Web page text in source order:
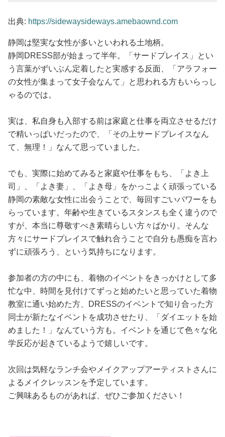
出典: https://sidewaysideways.amebaownd.com
静岡は堅実な女性が多いといわれる土地柄。
静岡DRESS部が始まって半年。「サードプレイス」とい
う言葉がずいぶん定着したと実感する反面、「アラフォー
の女性が集まって女子会なんて」と思われる方もいらっし
ゃるのでは。
実は、私自身も入部する前は家庭と仕事を両立させるだけ
で精いっぱいだったので、「その上サードプレイスなん
て、無理！」なんて思っていました。
でも、実際に始めてみると家庭や仕事をもち、「よき上
司」、「よき妻」、「よき母」をかっこよく頑張っている
静岡の素敵な女性に出会うことで、毎回すごいパワーをも
らっています。年齢や生きているスタンスも全く違うので
すが、本当に尊敬すべき素晴らしい方々ばかり。そんな
方々にサードプレイスで触れ合うことで自分も愚痴を言わ
ずに頑張ろう、という気持ちになります。
参加者の方の中にも、着物のイベントをきっかけとして多
忙な中、時間を見付けてずっと始めたいと思っていた着物
教室に通い始めた方、DRESSのイベントで知り合った方
同士が新たなイベントを成功させたり、「ダイエットを始
めました！」なんていう方も。イベントを通じて色々な化
学反応が起きているようで嬉しいです。
次回は気軽なランチ会やメイクアップアーティストさんに
よるメイクレッスンを予定しています。
ご興味あるものがあれば、ぜひご参加ください！